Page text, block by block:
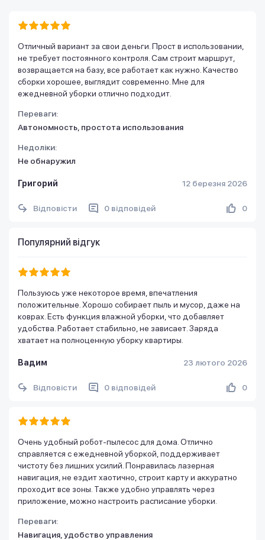
Отличный вариант за свои деньги. Прост в использовании,
не требует постоянного контроля. Сам строит маршрут,
возвращается на базу, все работает как нужно. Качество
сборки хорошее, выглядит современно. Мне для
ежедневной уборки отлично подходит.
Переваги:
Автономность, простота использования
Недоліки:
Не обнаружил
Григорий 12 березня 2026
Відповісти 0 відповідей 0
Популярний відгук
Пользуюсь уже некоторое время, впечатления
положительные. Хорошо собирает пыль и мусор, даже на
коврах. Есть функция влажной уборки, что добавляет
удобства. Работает стабильно, не зависает. Заряда
хватает на полноценную уборку квартиры.
Вадим 23 лютого 2026
Відповісти 0 відповідей 0
Очень удобный робот-пылесос для дома. Отлично
справляется с ежедневной уборкой, поддерживает
чистоту без лишних усилий. Понравилась лазерная
навигация, не ездит хаотично, строит карту и аккуратно
проходит все зоны. Также удобно управлять через
приложение, можно настроить расписание уборки.
Переваги:
Навигация, удобство управления